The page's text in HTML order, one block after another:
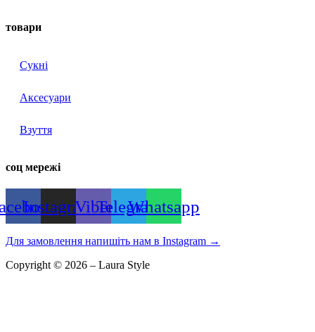
товари
Сукні
Аксесуари
Взуття
соц мережі
InstagramViberTelegramWhatsapp
Для замовлення напишіть нам в Instagram →
Copyright © 2026 – Laura Style